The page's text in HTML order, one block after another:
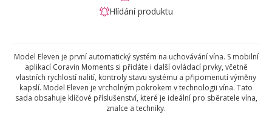
Hlídání produktu
Model Eleven je první automatický systém na uchovávání vína. S mobilní
aplikací Coravin Moments si přidáte i další ovládací prvky, včetně
vlastních rychlostí nalití, kontroly stavu systému a připomenutí výměny
kapslí. Model Eleven je vrcholným pokrokem v technologii vína. Tato
sada obsahuje klíčové příslušenství, které je ideální pro sběratele vína,
znalce a techniky.